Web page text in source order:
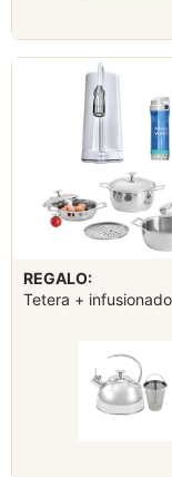
REGALO:
Tetera +